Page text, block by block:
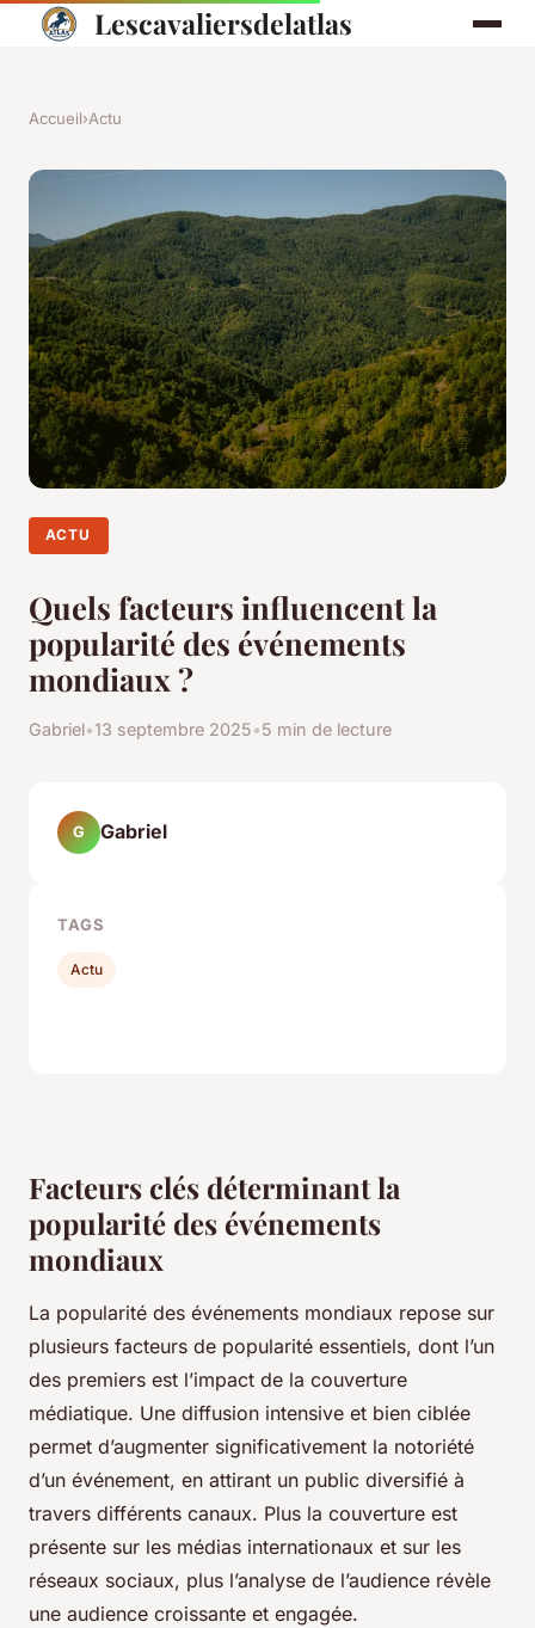
Lescavaliersdelatlas
Accueil›Actu
ACTU
Quels facteurs influencent la
popularité des événements
mondiaux ?
Gabriel•13 septembre 2025•5 min de lecture
Facteurs clés déterminant la
popularité des événements
mondiaux
La popularité des événements mondiaux repose sur
plusieurs facteurs de popularité essentiels, dont l’un
des premiers est l’impact de la couverture
médiatique. Une diffusion intensive et bien ciblée
permet d’augmenter significativement la notoriété
d’un événement, en attirant un public diversifié à
travers différents canaux. Plus la couverture est
présente sur les médias internationaux et sur les
réseaux sociaux, plus l’analyse de l’audience révèle
une audience croissante et engagée.
G Gabriel
TAGS
Actu